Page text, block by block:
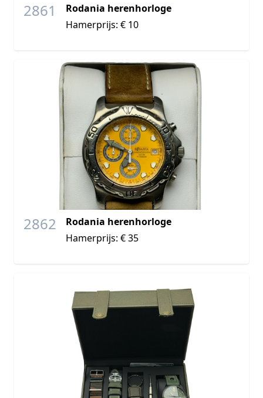
2861
Rodania herenhorloge
Hamerprijs: € 10
2862
Rodania herenhorloge
Hamerprijs: € 35